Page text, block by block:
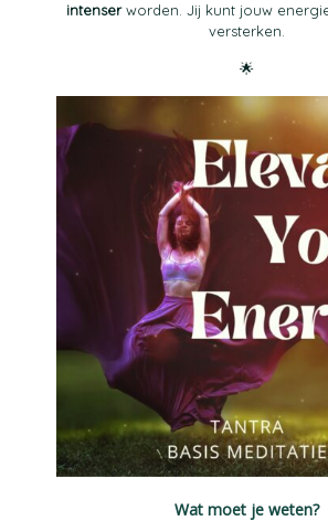
intenserworden. Jij kunt jouw
versterken.
🌟
Wat moet je weten?